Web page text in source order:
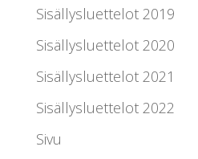
Sisällysluettelot 2019
Sisällysluettelot 2020
Sisällysluettelot 2021
Sisällysluettelot 2022
Sivu